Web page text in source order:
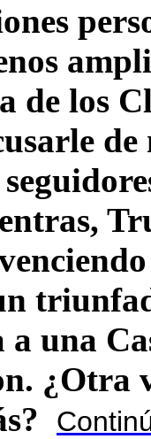
de los
una
¿Otra